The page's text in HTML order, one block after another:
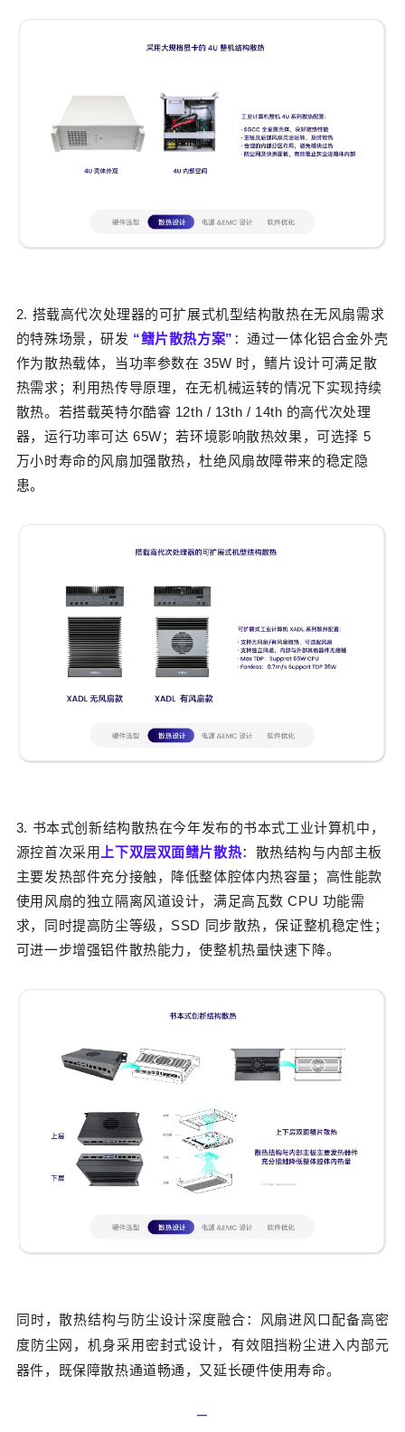
2. 搭载高代次处理器的可扩展式机型结构散热在无风扇需求
的特殊场景，研发 “鳍片散热方案” ：通过一体化铝合金外壳
作为散热载体，当功率参数在 35W 时，鳍片设计可满足散
热需求；利用热传导原理，在无机械运转的情况下实现持续
散热。若搭载英特尔酷睿 12th / 13th / 14th 的高代次处理
器，运行功率可达 65W；若环境影响散热效果，可选择 5
万小时寿命的风扇加强散热，杜绝风扇故障带来的稳定隐
患。
3. 书本式创新结构散热在今年发布的书本式工业计算机中，
源控首次采用 上下双层双面鳍片散热：散热结构与内部主板
主要发热部件充分接触，降低整体腔体内热容量；高性能款
使用风扇的独立隔离风道设计，满足高瓦数 CPU 功能需
求，同时提高防尘等级，SSD 同步散热，保证整机稳定性；
可进一步增强铝件散热能力，使整机热量快速下降。
同时，散热结构与防尘设计深度融合：风扇进风口配备高密
度防尘网，机身采用密封式设计，有效阻挡粉尘进入内部元
器件，既保障散热通道畅通，又延长硬件使用寿命。
—‍